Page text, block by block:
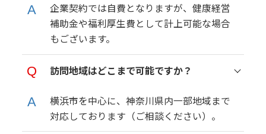
企業契約では自費となりますが、健康経営
補助金や福利厚生費として計上可能な場合
もございます。
訪問地域はどこまで可能ですか？
横浜市を中心に、神奈川県内一部地域まで
対応しております（ご相談ください）。